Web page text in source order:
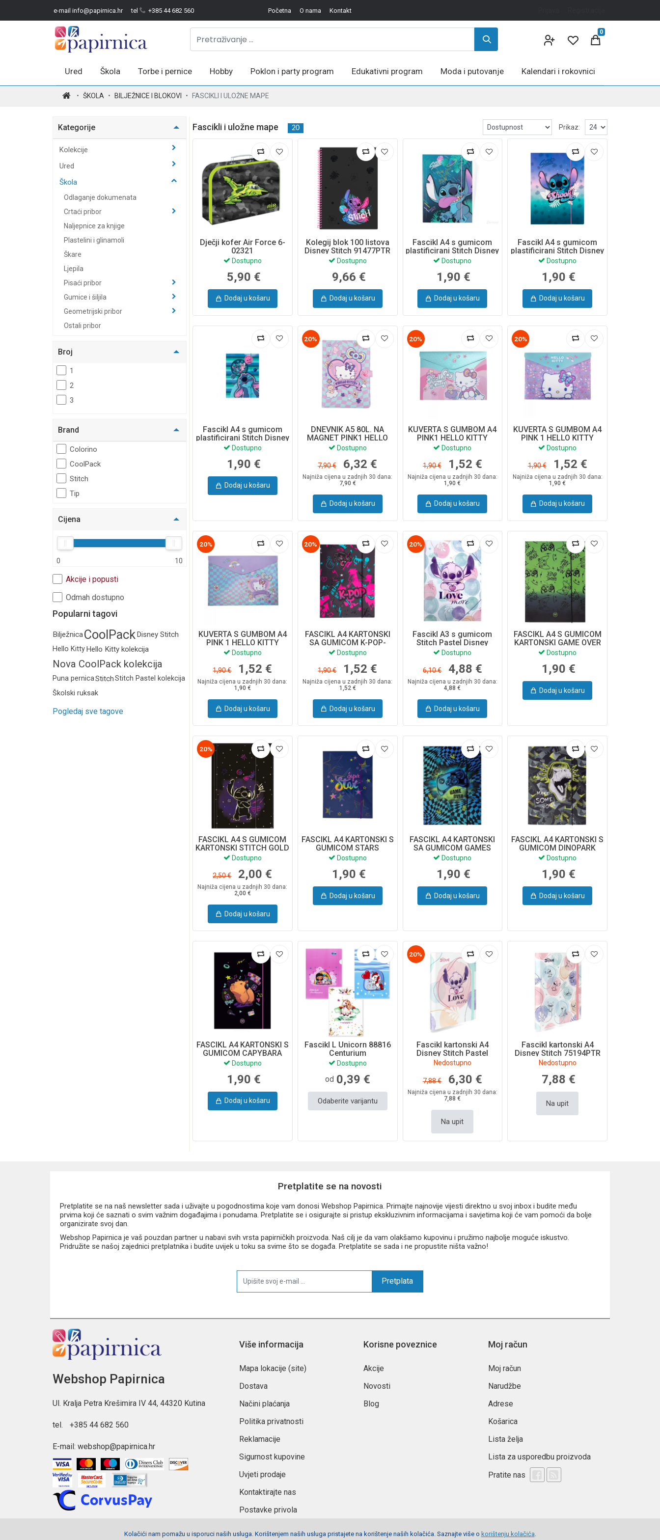
e-mail info@papirnica.hr tel +385 44 682 560 Početna O nama Kontakt
0
Ured Škola Torbe i pernice Hobby Poklon i party program Edukativni program Moda i putovanje Kalendari i rokovnici
ŠKOLA BILJEŽNICE I BLOKOVI FASCIKLI I ULOŽNE MAPE
Kategorije
Kolekcije
Ured
Škola
Odlaganje dokumenata
Crtaći pribor
Naljepnice za knjige
Plastelini i glinamoli
Škare
Ljepila
Pisaći pribor
Gumice i šiljila
Geometrijski pribor
Ostali pribor
Kalkulatori
Označivači stranica
Akcija
Hobby
Dječji program
Kalendari i rokovnici
Edukativni program
Broj
1
2
3
Brand
Colorino
CoolPack
Stitch
Tip
Cijena
0 10
Akcije i popusti
Odmah dostupno
Popularni tagovi
BilježnicaCoolPackDisney Stitch
Hello KittyHello Kitty kolekcija
Nova CoolPack kolekcija
2026.
Puna pernicaStitchStitch Pastel kolekcija
Školski ruksak
Pogledaj sve tagove
Fascikli i uložne mape 20 Prikaz:
Dječji kofer Air Force 6-
02321
Dostupno
5,90 €
Dodaj u košaru
Kolegij blok 100 listova
Disney Stitch 91477PTR
Dostupno
9,66 €
Dodaj u košaru
Fascikl A4 s gumicom
plastificirani Stitch Disney
78485PTR
Dostupno
1,90 €
Dodaj u košaru
Fascikl A4 s gumicom
plastificirani Stitch Disney
78478PTR
Dostupno
1,90 €
Dodaj u košaru
Fascikl A4 s gumicom
plastificirani Stitch Disney
74784PTR
Dostupno
1,90 €
Dodaj u košaru
20%
DNEVNIK A5 80L. NA
MAGNET PINK1 HELLO
KITTY 13020PTR
Dostupno
7,90 € 6,32 €
Najniža cijena u zadnjih 30 dana:
7,90 €
Dodaj u košaru
20%
KUVERTA S GUMBOM A4
PINK1 HELLO KITTY
15116PTR
Dostupno
1,90 € 1,52 €
Najniža cijena u zadnjih 30 dana:
1,90 €
Dodaj u košaru
20%
KUVERTA S GUMBOM A4
PINK 1 HELLO KITTY
15123PTR
Dostupno
1,90 € 1,52 €
Najniža cijena u zadnjih 30 dana:
1,90 €
Dodaj u košaru
20%
KUVERTA S GUMBOM A4
PINK 1 HELLO KITTY
10937PTR
Dostupno
1,90 € 1,52 €
Najniža cijena u zadnjih 30 dana:
1,90 €
Dodaj u košaru
20%
FASCIKL A4 KARTONSKI
SA GUMICOM K-POP-
DARK 27652CP
Dostupno
1,90 € 1,52 €
Najniža cijena u zadnjih 30 dana:
1,52 €
Dodaj u košaru
20%
Fascikl A3 s gumicom
Stitch Pastel Disney
Fashion 76535PTR
Dostupno
6,10 € 4,88 €
Najniža cijena u zadnjih 30 dana:
4,88 €
Dodaj u košaru
FASCIKL A4 S GUMICOM
KARTONSKI GAME OVER
GRADIENT GREEN
07579CP COOLPACK
Dostupno
1,90 €
Dodaj u košaru
20%
FASCIKL A4 S GUMICOM
KARTONSKI STITCH GOLD
DISNEY 01126PTR
Dostupno
2,50 € 2,00 €
Najniža cijena u zadnjih 30 dana:
2,00 €
Dodaj u košaru
FASCIKL A4 KARTONSKI S
GUMICOM STARS
COOLPACK 04752CP
Dostupno
1,90 €
Dodaj u košaru
FASCIKL A4 KARTONSKI
SA GUMICOM GAMES
CHESS 05995CP
COOLPACK
Dostupno
1,90 €
Dodaj u košaru
FASCIKL A4 KARTONSKI S
GUMICOM DINOPARK
06640CP COOLPACK
Dostupno
1,90 €
Dodaj u košaru
FASCIKL A4 KARTONSKI S
GUMICOM CAPYBARA
MUSIC 05063CP
COOLPACK
Dostupno
1,90 €
Dodaj u košaru
Fascikl L Unicorn 88816
Centurium
Dostupno
od 0,39 €
Odaberite varijantu
20%
Fascikl kartonski A4
Disney Stitch Pastel
75200PTR
Nedostupno
7,88 € 6,30 €
Najniža cijena u zadnjih 30 dana:
7,88 €
Na upit
Fascikl kartonski A4
Disney Stitch 75194PTR
Nedostupno
7,88 €
Na upit
Pretplatite se na novosti
Pretplatite se na naš newsletter sada i uživajte u pogodnostima koje vam donosi Webshop Papirnica. Primajte najnovije vijesti direktno u svoj inbox i budite među
prvima koji će saznati o svim važnim događajima i ponudama. Pretplatite se i osigurajte si pristup ekskluzivnim informacijama i savjetima koji će vam pomoći da bolje
organizirate svoj dan.
Webshop Papirnica je vaš pouzdan partner u nabavi svih vrsta papirničkih proizvoda. Naš cilj je da vam olakšamo kupovinu i pružimo najbolje moguće iskustvo.
Pridružite se našoj zajednici pretplatnika i budite uvijek u toku sa svime što se događa. Pretplatite se sada i ne propustite ništa važno!
Pretplata
Webshop Papirnica
Ul. Kralja Petra Krešimira IV 44, 44320 Kutina
tel. +385 44 682 560
E-mail: webshop@papirnica.hr
Više informacija
Mapa lokacije (site)
Dostava
Načini plaćanja
Politika privatnosti
Reklamacije
Sigurnost kupovine
Uvjeti prodaje
Kontaktirajte nas
Postavke privola
Korisne poveznice
Akcije
Novosti
Blog
Moj račun
Moj račun
Narudžbe
Adrese
Košarica
Lista želja
Lista za usporedbu proizvoda
Pratite nas
Kolačići nam pomažu u isporuci naših usluga. Korištenjem naših usluga pristajete na korištenje naših kolačića. Saznajte više o korištenju kolačića.